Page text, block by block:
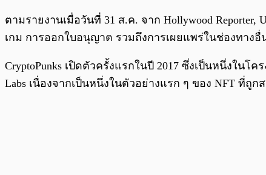
ตามรายงานเมื่อวันที่ 31 ส.ค. จาก Hollywood Reporter,
เกม การออกใบอนุญาต รวมถึงการเผยแพร่ในช่องทางอื่
CryptoPunks เปิดตัวครั้งแรกในปี 2017 ซึ่งเป็นหนึ่งในโ
Labs เนื่องจากเป็นหนึ่งในตัวอย่างแรก ๆ ของ NFT ที่ถู